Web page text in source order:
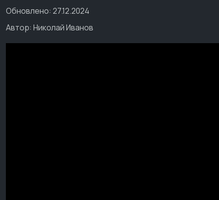
Обновлено: 27.12.2024
Автор: Николай Иванов